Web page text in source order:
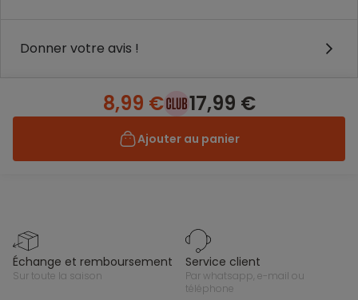
Donner votre avis !
8,99 € 17,99 €
Ajouter au panier
échange et remboursement
sur toute la saison
service client
par whatsapp, e-mail ou
téléphone